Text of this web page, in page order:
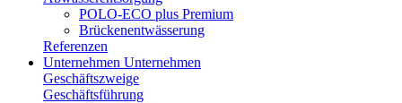
POLO-ECO plus Premium
Brückenentwässerung
Referenzen
Unternehmen Unternehmen
Geschäftszweige
Geschäftsführung